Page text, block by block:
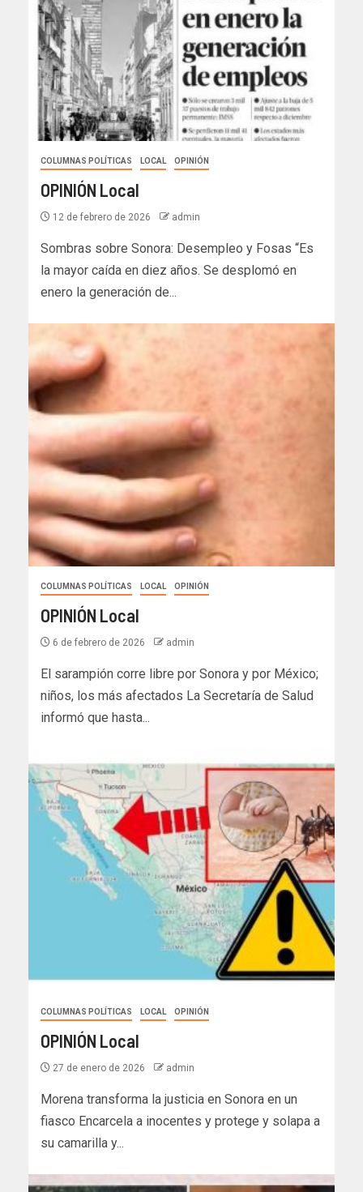
COLUMNAS POLÍTICAS LOCAL OPINIÓN
OPINIÓN Local
12 de febrero de 2026 admin
Sombras sobre Sonora: Desempleo y Fosas “Es
la mayor caída en diez años. Se desplomó en
enero la generación de...
COLUMNAS POLÍTICAS LOCAL OPINIÓN
OPINIÓN Local
6 de febrero de 2026 admin
El sarampión corre libre por Sonora y por México;
niños, los más afectados La Secretaría de Salud
informó que hasta...
COLUMNAS POLÍTICAS LOCAL OPINIÓN
OPINIÓN Local
27 de enero de 2026 admin
Morena transforma la justicia en Sonora en un
fiasco Encarcela a inocentes y protege y solapa a
su camarilla y...